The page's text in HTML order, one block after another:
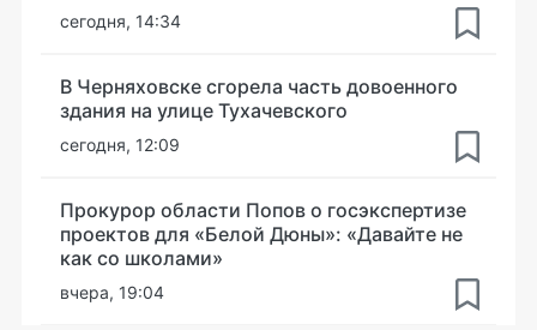
сегодня, 14:34
В Черняховске сгорела часть довоенного
здания на улице Тухачевского
сегодня, 12:09
Прокурор области Попов о госэкспертизе
проектов для «Белой Дюны»: «Давайте не
как со школами»
вчера, 19:04